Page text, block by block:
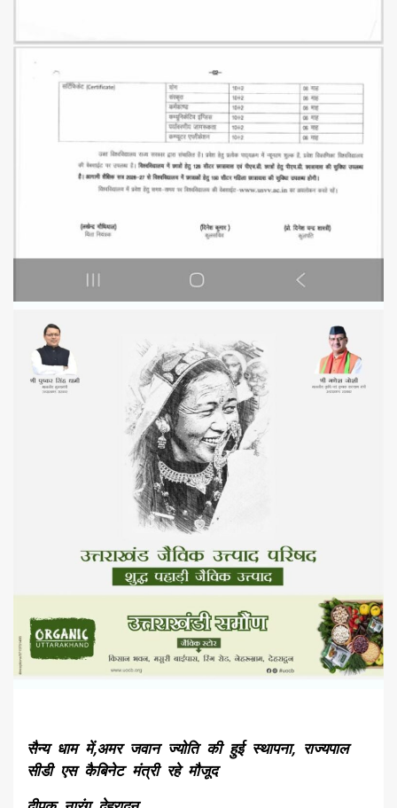
सैन्य धाम में,अमर जवान ज्योति की हुई स्थापना, राज्यपाल
सीडी एस कैबिनेट मंत्री रहे मौजूद